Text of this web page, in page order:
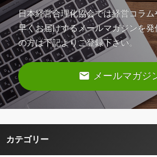
日本経営合理化協会では経営コラ
早くお届けするメールマガジンを
の方は下記よりご登録下さい。
email メールマガジ
カテゴリー